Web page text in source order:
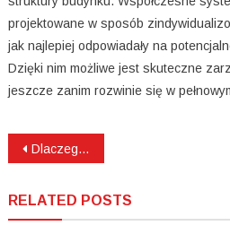
projektowane w sposób
jak najlepiej odpowiadały na
Dzięki nim możliwe jest skuteczne
jeszcze zanim rozwinie się w
Nawigacja
Dlaczego warto zwrócić uwagę na samochody BAIC?
RELATED POSTS